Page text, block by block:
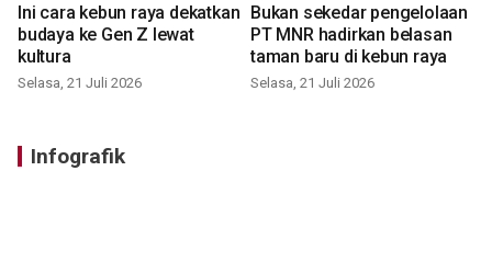
Ini cara kebun raya dekatkan
budaya ke Gen Z lewat
kultura
Selasa, 21 Juli 2026
Bukan sekedar pengelolaan
PT MNR hadirkan belasan
taman baru di kebun raya
Selasa, 21 Juli 2026
Infografik